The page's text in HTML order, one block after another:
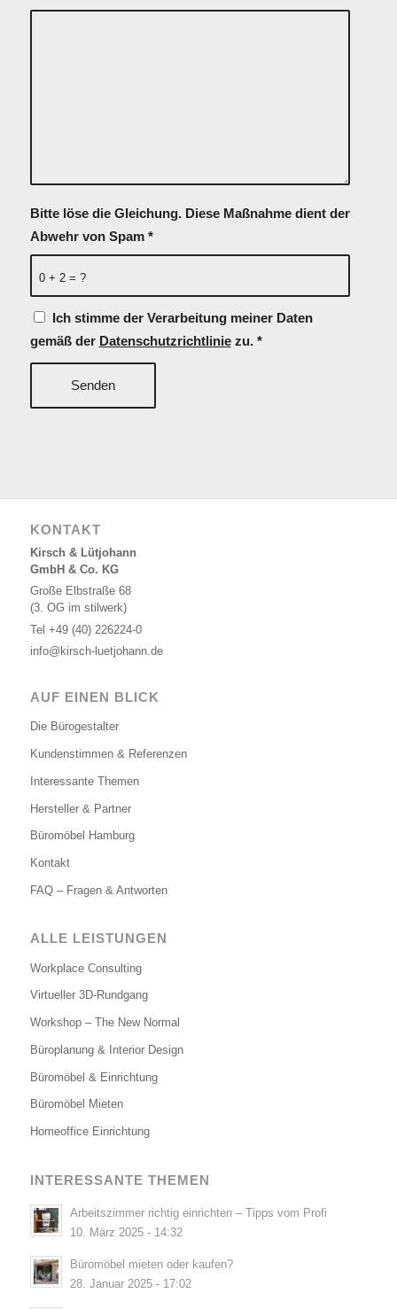
0 + 2 = ?
Bitte löse die Gleichung. Diese Maßnahme dient der
Abwehr von Spam *
Ich stimme der Verarbeitung meiner Daten
gemäß der Datenschutzrichtliniezu. *
KONTAKT
Kirsch & Lütjohann
GmbH & Co. KG
Große Elbstraße 68
(3. OG im stilwerk)
Tel +49 (40) 226224-0
info@kirsch-luetjohann.de
AUF EINEN BLICK
Die Bürogestalter
Kundenstimmen & Referenzen
Interessante Themen
Hersteller & Partner
Büromöbel Hamburg
Kontakt
FAQ – Fragen & Antworten
ALLE LEISTUNGEN
Workplace Consulting
Virtueller 3D-Rundgang
Workshop – The New Normal
Büroplanung & Interior Design
Büromöbel & Einrichtung
Büromöbel Mieten
Homeoffice Einrichtung
INTERESSANTE THEMEN
Arbeitszimmer richtig einrichten – Tipps vom Profi
10. März 2025 - 14:32
Büromöbel mieten oder kaufen?
28. Januar 2025 - 17:02